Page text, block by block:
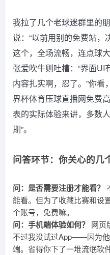
我拉了几个老球迷群里的
说：“以前用别的免费站
这个，全场流畅，连点球
张爱吹牛则吐槽：“界面UI
内容扎实啊，忍了。”你看
界杯体育压球直播网免费
表的实际体验来讲，多数
期”。
问答环节：你关心的几
问：是否需要注册才能看？
能看。但为了收藏比赛和设
个账号，免费嘛。
问：手机端体验如何？ 网页
不过我没试过App——因为
端。省得你下了一堆流氓软件